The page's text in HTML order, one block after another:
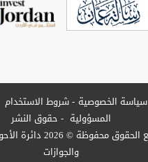
سياسة الخصوصية شروط الاستخدام
المسؤولية
حقوق النشر
جميع الحقوق محفوظة ©
والجوازات